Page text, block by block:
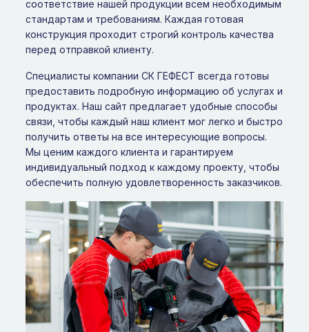
соответствие нашей продукции всем необходимым
стандартам и требованиям. Каждая готовая
конструкция проходит строгий контроль качества
перед отправкой клиенту.
Специалисты компании СК ГЕФЕСТ всегда готовы
предоставить подробную информацию об услугах и
продуктах. Наш сайт предлагает удобные способы
связи, чтобы каждый наш клиент мог легко и быстро
получить ответы на все интересующие вопросы.
Мы ценим каждого клиента и гарантируем
индивидуальный подход к каждому проекту, чтобы
обеспечить полную удовлетворенность заказчиков.